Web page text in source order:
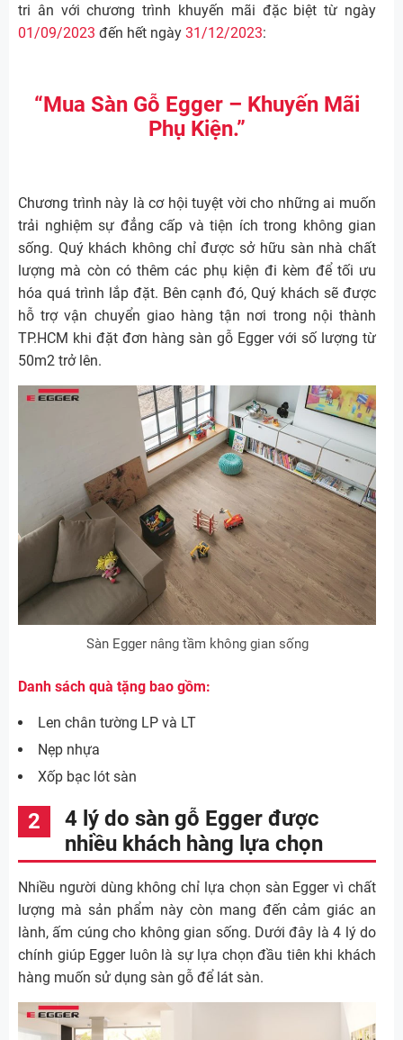
tri ân với chương trình khuyến mãi đặc biệt từ ngày
01/09/2023 đến hết ngày 31/12/2023:
“Mua Sàn Gỗ Egger – Khuyến Mãi
Phụ Kiện.”
Chương trình này là cơ hội tuyệt vời cho những ai muốn
trải nghiệm sự đẳng cấp và tiện ích trong không gian
sống. Quý khách không chỉ được sở hữu sàn nhà chất
lượng mà còn có thêm các phụ kiện đi kèm để tối ưu
hóa quá trình lắp đặt. Bên cạnh đó, Quý khách sẽ được
hỗ trợ vận chuyển giao hàng tận nơi trong nội thành
TP.HCM khi đặt đơn hàng sàn gỗ Egger với số lượng từ
50m2 trở lên.
Sàn Egger nâng tầm không gian sống
Danh sách quà tặng bao gồm:
Len chân tường LP và LT
Nẹp nhựa
Xốp bạc lót sàn
4 lý do sàn gỗ Egger được
nhiều khách hàng lựa chọn
Nhiều người dùng không chỉ lựa chọn sàn Egger vì chất
lượng mà sản phẩm này còn mang đến cảm giác an
lành, ấm cúng cho không gian sống. Dưới đây là 4 lý do
chính giúp Egger luôn là sự lựa chọn đầu tiên khi khách
hàng muốn sử dụng sàn gỗ để lát sàn.